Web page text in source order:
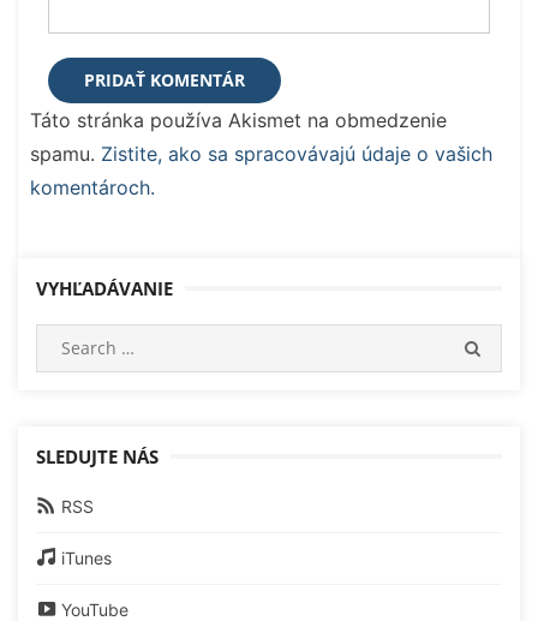
Táto stránka používa Akismet na obmedzenie
spamu. Zistite, ako sa spracovávajú údaje o vašich
komentároch.
VYHĽADÁVANIE
SLEDUJTE NÁS
RSS
iTunes
YouTube